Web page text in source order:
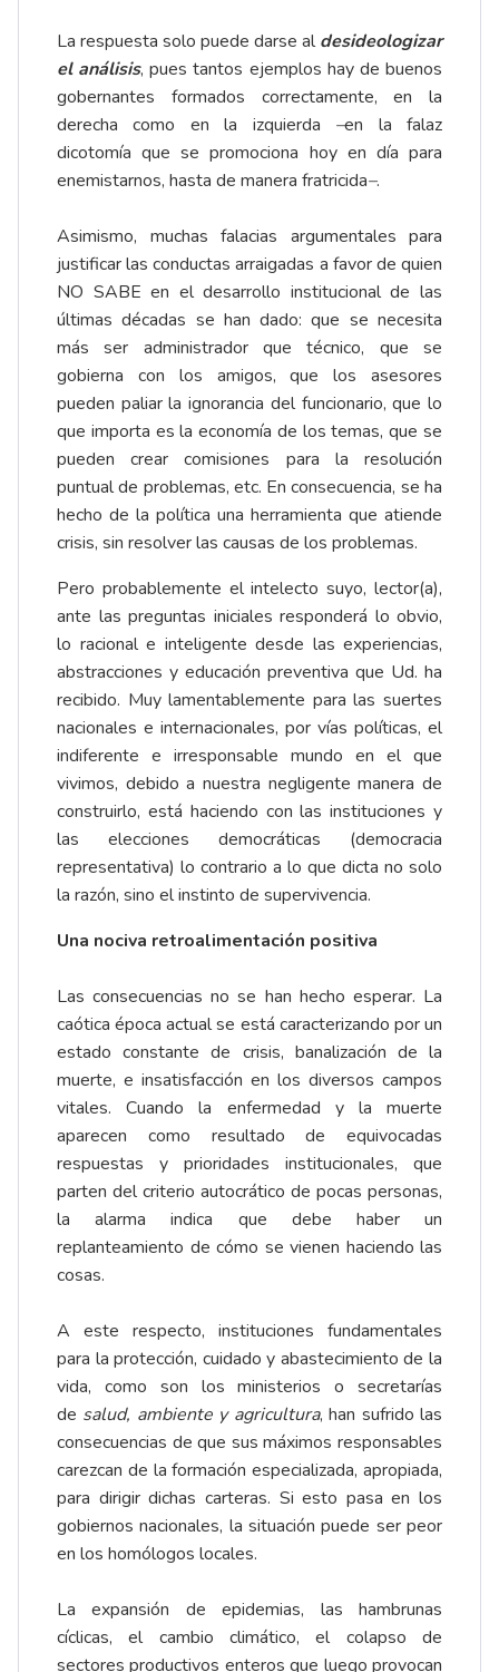
La respuesta solo puede darse aldesideologizar
el análisis, pues tantos ejemplos hay de buenos
gobernantes formados correctamente, en la
derecha como en la izquierda –en la falaz
dicotomía que se promociona hoy en día para
enemistarnos, hasta de manera fratricida–.
Asimismo, muchas falacias argumentales para
justificar las conductas arraigadas a favor de quien
NO SABE en el desarrollo institucional de las
últimas décadas se han dado: que se necesita
más ser administrador que técnico, que se
gobierna con los amigos, que los asesores
pueden paliar la ignorancia del funcionario, que lo
que importa es la economía de los temas, que se
pueden crear comisiones para la resolución
puntual de problemas, etc. En consecuencia, se ha
hecho de la política una herramienta que atiende
crisis, sin resolver las causas de los problemas.
Pero probablemente el intelecto suyo, lector(a),
ante las preguntas iniciales responderá lo obvio,
lo racional e inteligente desde las experiencias,
abstracciones y educación preventiva que Ud. ha
recibido. Muy lamentablemente para las suertes
nacionales e internacionales, por vías políticas, el
indiferente e irresponsable mundo en el que
vivimos, debido a nuestra negligente manera de
construirlo, está haciendo con las instituciones y
las elecciones democráticas (democracia
representativa) lo contrario a lo que dicta no solo
la razón, sino el instinto de supervivencia.
Una nociva retroalimentación positiva
Las consecuencias no se han hecho esperar. La
caótica época actual se está caracterizando por un
estado constante de crisis, banalización de la
muerte, e insatisfacción en los diversos campos
vitales. Cuando la enfermedad y la muerte
aparecen como resultado de equivocadas
respuestas y prioridades institucionales, que
parten del criterio autocrático de pocas personas,
la alarma indica que debe haber un
replanteamiento de cómo se vienen haciendo las
cosas.
A este respecto, instituciones fundamentales
para la protección, cuidado y abastecimiento de la
vida, como son los ministerios o secretarías
de salud, ambiente y agricultura, han sufrido las
consecuencias de que sus máximos responsables
carezcan de la formación especializada, apropiada,
para dirigir dichas carteras. Si esto pasa en los
gobiernos nacionales, la situación puede ser peor
en los homólogos locales.
La expansión de epidemias, las hambrunas
cíclicas, el cambio climático, el colapso de
sectores productivos enteros que luego provocan